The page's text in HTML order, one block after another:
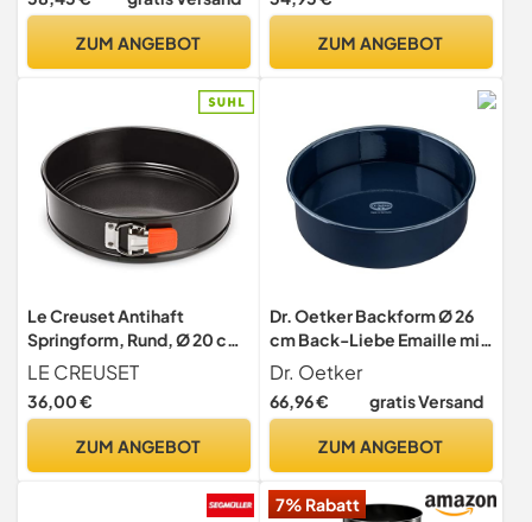
Edelstahlverschluss,
Materialstärke, mit 9 cm
ZUM ANGEBOT
Silikongriffen,
spülmaschinengeeignet –
ZUM ANGEBOT
Le Creuset Antihaft
Springform, Rund, Ø 20 cm,
Sauerteigbeständig, Aus
Karbonstahl gefertigt,
Anthrazit/Orange,
LE CREUSET
36,00 €
ZUM ANGEBOT
Dr. Oetker Backform Ø 26
cm Back-Liebe Emaille mit
Hebeboden – Runde
Kuchenform mit schnitt- &
kratzfestem Emaille-
Kuchenbackform mit
Torten
Dr. Oetker
66,96 € gratis Versand
ZUM ANGEBOT
7% Rabatt